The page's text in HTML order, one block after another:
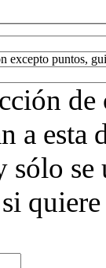
excepto puntos,
a
sólo